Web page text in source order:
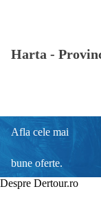
Harta -
Afla cele mai
bune oferte.
Despre Dertour.ro